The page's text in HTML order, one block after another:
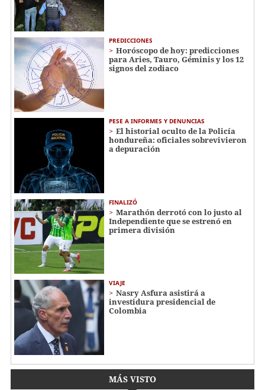
PREDICCIONES
Horóscopo de hoy: predicciones
para Aries, Tauro, Géminis y los 12
signos del zodiaco
PESE A INFORMES Y DENUNCIAS
El historial oculto de la Policía
hondureña: oficiales sobrevivieron
a depuración
FINALIZÓ
Marathón derrotó con lo justo al
Independiente que se estrenó en
primera división
VIAJE
Nasry Asfura asistirá a
investidura presidencial de
Colombia
MÁS VISTO